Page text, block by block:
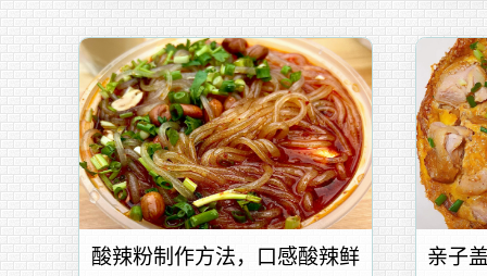
酸辣粉制作方法，口感酸辣鲜
亲子